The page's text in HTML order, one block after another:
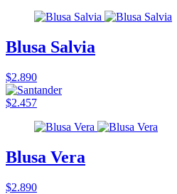
Blusa Salvia
$2.890
$2.457
Blusa Vera
$2.890